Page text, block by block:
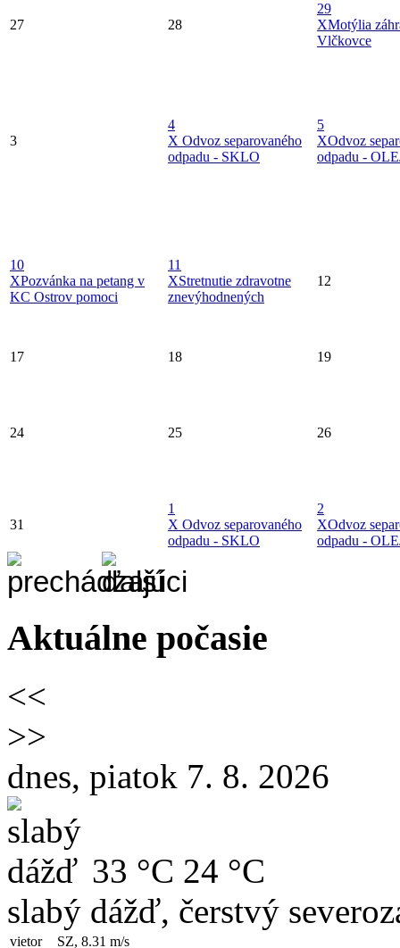
27 28
29
XMotýlia
Vlčkovce
3
4
X Odvoz separovaného
odpadu - SKLO
5
XOdvoz
odpadu -
10
XPozvánka na petang v
KC Ostrov pomoci
11
XStretnutie zdravotne
znevýhodnených
12
17 18 19
24 25 26
31
1
X Odvoz separovaného
odpadu - SKLO
2
XOdvoz
odpadu -
Aktuálne počasie
<<
>>
dnes, piatok 7. 8. 2026
33 °C 24 °C
slabý dážď, čerstvý
vietor SZ, 8.31 m/s